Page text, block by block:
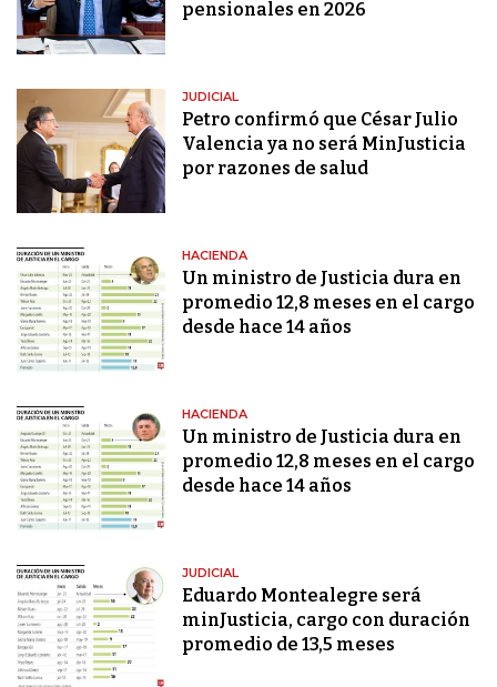
pensionales en 2026
JUDICIAL
Petro confirmó que César Julio
Valencia ya no será MinJusticia
por razones de salud
HACIENDA
Un ministro de Justicia dura en
promedio 12,8 meses en el cargo
desde hace 14 años
HACIENDA
Un ministro de Justicia dura en
promedio 12,8 meses en el cargo
desde hace 14 años
JUDICIAL
Eduardo Montealegre será
minJusticia, cargo con duración
promedio de 13,5 meses